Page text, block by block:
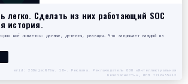
легко. Сделать из них работающий SOC
история.
всё ломается: данные, детекты, реакция. Что закрывает каждый из
erid: 2SDnjecN7Gw. 18+. Реклама. Рекламодатель ООО «Интеллектуальная
безопасность», ИНН 7719435412